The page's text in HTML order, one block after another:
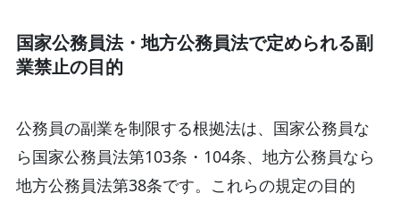
国家公務員法・地方公務員法で定められる副
業禁止の目的
公務員の副業を制限する根拠法は、国家公務員な
ら国家公務員法第103条・104条、地方公務員なら
地方公務員法第38条です。これらの規定の目的